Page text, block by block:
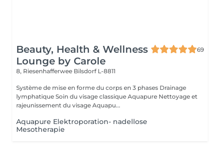
Beauty, Health & Wellness
Lounge by Carole
69
8, Riesenhafferwee Bilsdorf L-8811
Système de mise en forme du corps en 3 phases Drainage
lymphatique Soin du visage classique Aquapure Nettoyage et
rajeunissement du visage Aquapu...
Aquapure Elektroporation- nadellose
Mesotherapie